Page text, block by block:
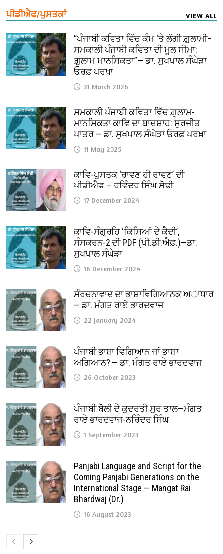
ਪੀਡੀਐਫ/ਪੁਸਤਕਾਂ VIEW ALL
“ਪੰਜਾਬੀ ਕਵਿਤਾ ਵਿੱਚ ਕੰਮ ‘ਤੇ ਲੱਗੀ ਗ਼ੁਲਾਮੀ–
ਸਮਕਾਲੀ ਪੰਜਾਬੀ ਕਵਿਤਾ ਦੀ ਮੂਲ ਸੀਮਾ:
ਗ਼ੁਲਾਮ ਮਾਨਸਿਕਤਾ”— ਡਾ. ਸੁਖਪਾਲ ਸੰਘੇੜਾ
ਓਰਫ਼ ਪਰਖ਼ਾ
31 March 2026
ਸਮਕਾਲੀ ਪੰਜਾਬੀ ਕਵਿਤਾ ਵਿੱਚ ਗ਼ੁਲਾਮ-
ਮਾਨਸਿਕਤਾ ਕਾਵਿ ਦਾ ਬਾਦਸ਼ਾਹ: ਸੁਰਜੀਤ
ਪਾਤਰ — ਡਾ. ਸੁਖਪਾਲ ਸੰਘੇੜਾ ਓਰਫ਼ ਪਰਖ਼ਾ
11 May 2025
ਕਾਵਿ-ਪੁਸਤਕ ‘ਰਾਵਣ ਹੀ ਰਾਵਣ’ ਦੀ
ਪੀਡੀਐਫ — ਰਵਿੰਦਰ ਸਿੰਘ ਸੋਢੀ
17 December 2024
ਕਾਵਿ-ਸੰਗ੍ਰਹਿ ‘ਕਿੱਸਿਆਂ ਦੇ ਕੈਦੀ’,
ਸੰਸਕਰਨ-2 ਦੀ PDF (ਪੀ.ਡੀ.ਐਫ਼.)—ਡਾ.
ਸੁਖਪਾਲ ਸੰਘੇੜਾ
16 December 2024
ਸੰਰਚਨਾਵਾਦ ਦਾ ਭਾਸ਼ਾਵਿਗਿਆਨਕ ਅਾਧਾਰ
— ਡਾ. ਮੰਗਤ ਰਾਏ ਭਾਰਦਵਾਜ
22 January 2024
ਪੰਜਾਬੀ ਭਾਸ਼ਾ ਵਿਗਿਆਨ ਜਾਂ ਭਾਸ਼ਾ
ਅਗਿਆਨ? — ਡਾ. ਮੰਗਤ ਰਾਏ ਭਾਰਦਵਾਜ
26 October 2023
ਪੰਜਾਬੀ ਬੋਲੀ ਦੇ ਕੁਦਰਤੀ ਸੁਰ ਤਾਲ—ਮੰਗਤ
ਰਾਏ ਭਾਰਦਵਾਜ-ਨਰਿੰਦਰ ਸਿੰਘ
1 September 2023
Panjabi Language and Script for the
Coming Panjabi Generations on the
International Stage — Mangat Rai
Bhardwaj (Dr.)
16 August 2023